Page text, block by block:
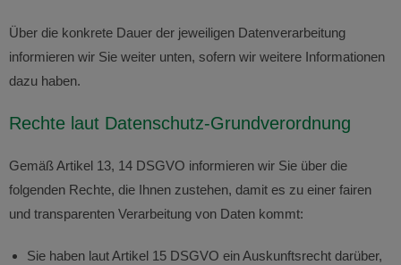
Über die konkrete Dauer der jeweiligen Datenverarbeitung
informieren wir Sie weiter unten, sofern wir weitere Informationen
dazu haben.
Rechte laut Datenschutz-Grundverordnung
Gemäß Artikel 13, 14 DSGVO informieren wir Sie über die
folgenden Rechte, die Ihnen zustehen, damit es zu einer fairen
und transparenten Verarbeitung von Daten kommt:
Sie haben laut Artikel 15 DSGVO ein Auskunftsrecht darüber,